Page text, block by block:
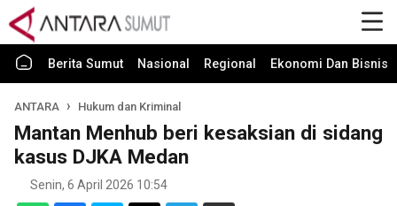
Berita Sumut Nasional Regional Ekonomi Dan Bisnis
ANTARA Hukum dan Kriminal
Mantan Menhub beri kesaksian di sidang
kasus DJKA Medan
Senin, 6 April 2026 10:54